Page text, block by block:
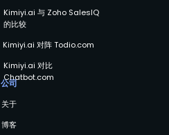
公司
关于
博客
Kimiyi.ai 与 Zoho SalesIQ
的比较
Kimiyi.ai 对阵 Todio.com
Kimiyi.ai 对比
Chatbot.com